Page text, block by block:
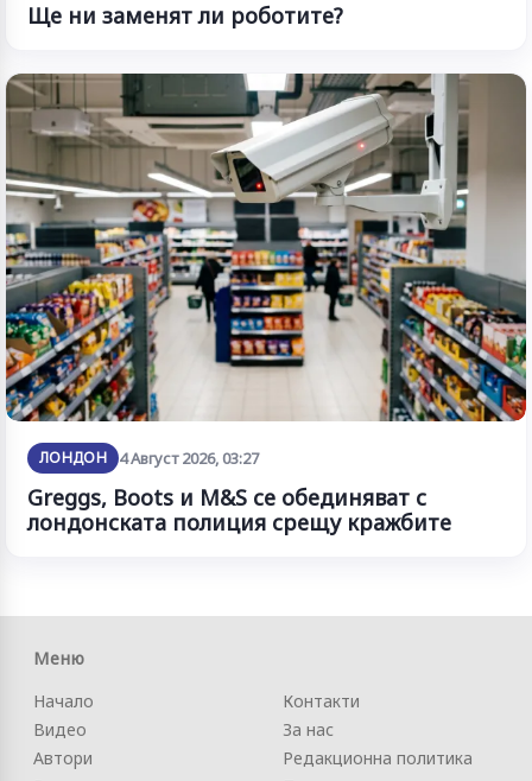
Ще ни заменят ли роботите?
ЛОНДОН 4 Август 2026, 03:27
Greggs, Boots и M&S се обединяват с
лондонската полиция срещу кражбите
Меню
Начало
Видео
Автори
Контакти
За нас
Редакционна политика